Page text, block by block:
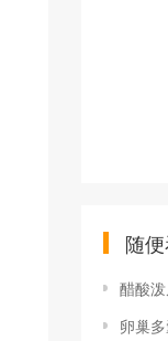
随
醋酸泼尼松
卵巢多囊综合症